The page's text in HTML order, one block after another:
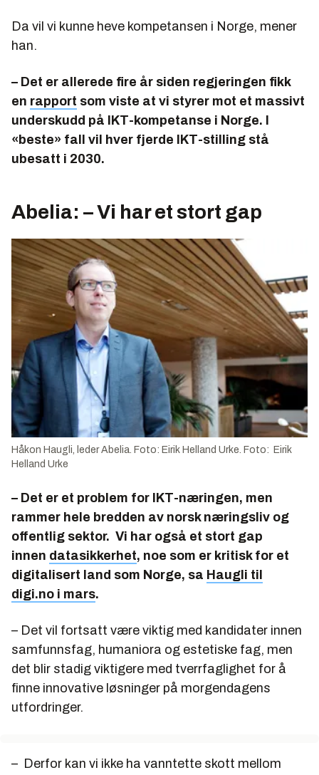
Da vil vi kunne heve kompetansen i Norge, mener
han.
– Det er allerede fire år siden regjeringen fikk
en rapport som viste at vi styrer mot et massivt
underskudd på IKT-kompetanse i Norge. I
«beste» fall vil hver fjerde IKT-stilling stå
ubesatt i 2030.
Abelia: – Vi har et stort gap
Håkon Haugli, leder Abelia. Foto: Eirik Helland Urke. Foto: Eirik
Helland Urke
– Det er et problem for IKT-næringen, men
rammer hele bredden av norsk næringsliv og
offentlig sektor. Vi har også et stort gap
innen datasikkerhet, noe som er kritisk for et
digitalisert land som Norge, sa Haugli til
digi.no i mars.
– Det vil fortsatt være viktig med kandidater innen
samfunnsfag, humaniora og estetiske fag, men
det blir stadig viktigere med tverrfaglighet for å
finne innovative løsninger på morgendagens
utfordringer.
– Derfor kan vi ikke ha vanntette skott mellom